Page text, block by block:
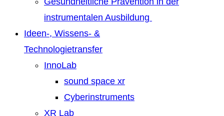
instrumentalen Ausbildung
Ideen-, Wissens- &
Technologietransfer
InnoLab
sound space xr
Cyberinstruments
XR Lab